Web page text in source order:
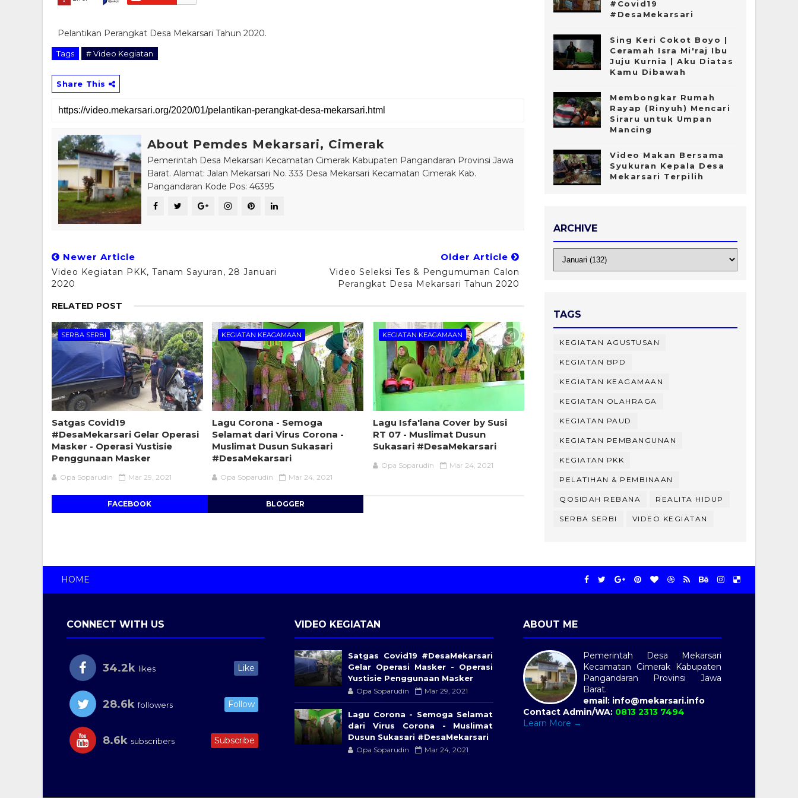
Pelantikan Perangkat Desa Mekarsari Tahun 2020.
Tags # Video Kegiatan
Share This
About Pemdes Mekarsari, Cimerak
Pemerintah Desa Mekarsari Kecamatan Cimerak Kabupaten Pangandaran Provinsi Jawa
Barat. Alamat: Jalan Mekarsari No. 333 Desa Mekarsari Kecamatan Cimerak Kab.
Pangandaran Kode Pos: 46395
Newer Article
Video Kegiatan PKK, Tanam Sayuran, 28 Januari
2020
Older Article
Video Seleksi Tes & Pengumuman Calon
Perangkat Desa Mekarsari Tahun 2020
RELATED POST
SERBA SERBI
Satgas Covid19
#DesaMekarsari​ Gelar Operasi
Masker - Operasi Yustisie
Penggunaan Masker
Opa Soparudin Mar 29, 2021
KEGIATAN KEAGAMAAN
Lagu Corona - Semoga
Selamat dari Virus Corona -
Muslimat Dusun Sukasari
#DesaMekarsari
Opa Soparudin Mar 24, 2021
KEGIATAN KEAGAMAAN
Lagu Isfa'lana Cover by Susi
RT 07 - Muslimat Dusun
Sukasari #DesaMekarsari
Opa Soparudin Mar 24, 2021
FACEBOOK BLOGGER
#Covid19
#DesaMekarsari
Sing Keri Cokot Boyo |
Ceramah Isra Mi'raj Ibu
Juju Kurnia | Aku Diatas
Kamu Dibawah
Membongkar Rumah
Rayap (Rinyuh) Mencari
Siraru untuk Umpan
Mancing
Video Makan Bersama
Syukuran Kepala Desa
Mekarsari Terpilih
ARCHIVE
TAGS
KEGIATAN AGUSTUSAN
KEGIATAN BPD
KEGIATAN KEAGAMAAN
KEGIATAN OLAHRAGA
KEGIATAN PAUD
KEGIATAN PEMBANGUNAN
KEGIATAN PKK
PELATIHAN & PEMBINAAN
QOSIDAH REBANA REALITA HIDUP
SERBA SERBI VIDEO KEGIATAN
HOME
CONNECT WITH US
34.2k likes Like
28.6k followers Follow
8.6k subscribers Subscribe
VIDEO KEGIATAN
Satgas Covid19 #DesaMekarsari​
Gelar Operasi Masker - Operasi
Yustisie Penggunaan Masker
Opa Soparudin Mar 29, 2021
Lagu Corona - Semoga Selamat
dari Virus Corona - Muslimat
Dusun Sukasari #DesaMekarsari
Opa Soparudin Mar 24, 2021
ABOUT ME
Pemerintah Desa Mekarsari
Kecamatan Cimerak Kabupaten
Pangandaran Provinsi Jawa
Barat.
email: info@mekarsari.info
Contact Admin/WA: 0813 2313 7494
Learn More →